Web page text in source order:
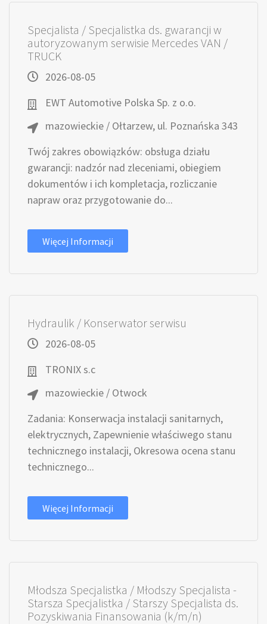
Specjalista / Specjalistka ds. gwarancji w
autoryzowanym serwisie Mercedes VAN /
TRUCK
2026-08-05
EWT Automotive Polska Sp. z o.o.
mazowieckie / Ołtarzew, ul. Poznańska 343
Twój zakres obowiązków: obsługa działu
gwarancji: nadzór nad zleceniami, obiegiem
dokumentów i ich kompletacja, rozliczanie
napraw oraz przygotowanie do...
Więcej Informacji
Hydraulik / Konserwator serwisu
2026-08-05
TRONIX s.c
mazowieckie / Otwock
Zadania: Konserwacja instalacji sanitarnych,
elektrycznych, Zapewnienie właściwego stanu
technicznego instalacji, Okresowa ocena stanu
technicznego...
Więcej Informacji
Młodsza Specjalistka / Młodszy Specjalista -
Starsza Specjalistka / Starszy Specjalista ds.
Pozyskiwania Finansowania (k/m/n)